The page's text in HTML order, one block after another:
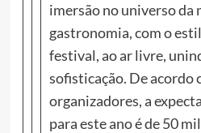
imersão no universo da
gastronomia, com o
festival, ao ar livre,
sofisticação. De acordo
organizadores, a
para este ano é de 50